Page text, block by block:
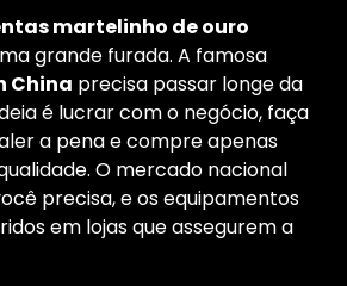
martelinho de ouro
grande furada. A famosa
China precisa passar longe da
é lucrar com o negócio, faça
a pena e compre apenas
O mercado nacional
precisa, e os equipamentos
em lojas que assegurem a